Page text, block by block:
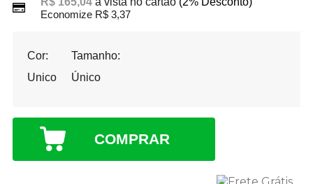
Economize R$ 3,37
Cor:
Unico
Tamanho:
Único
COMPRAR